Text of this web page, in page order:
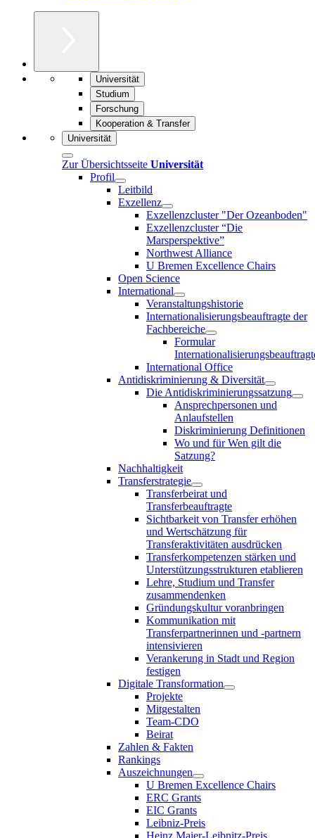
Universität
Studium
Forschung
Kooperation & Transfer
Universität
Zur Übersichtsseite Universität
Profil
Leitbild
Exzellenz
Exzellenzcluster "Der Ozeanboden"
Exzellenzcluster “Die
Marsperspektive”
Northwest Alliance
U Bremen Excellence Chairs
Open Science
International
Veranstaltungshistorie
Internationalisierungsbeauftragte der
Fachbereiche
Formular
International Office
Antidiskriminierung & Diversität
Die Antidiskriminierungssatzung
Ansprechpersonen und
Anlaufstellen
Diskriminierung Definitionen
Wo und für Wen gilt die
Satzung?
Nachhaltigkeit
Transferstrategie
Transferbeirat und
Transferbeauftragte
Sichtbarkeit von Transfer erhöhen
und Wertschätzung für
Transferaktivitäten ausdrücken
Transferkompetenzen stärken und
Unterstützungsstrukturen etablieren
Lehre, Studium und Transfer
zusammendenken
Gründungskultur voranbringen
Kommunikation mit
Transferpartnerinnen und -partnern
intensivieren
Verankerung in Stadt und Region
festigen
Digitale Transformation
Projekte
Mitgestalten
Team-CDO
Beirat
Zahlen & Fakten
Rankings
Auszeichnungen
U Bremen Excellence Chairs
ERC Grants
EIC Grants
Leibniz-Preis
Heinz Maier-Leibnitz-Preis